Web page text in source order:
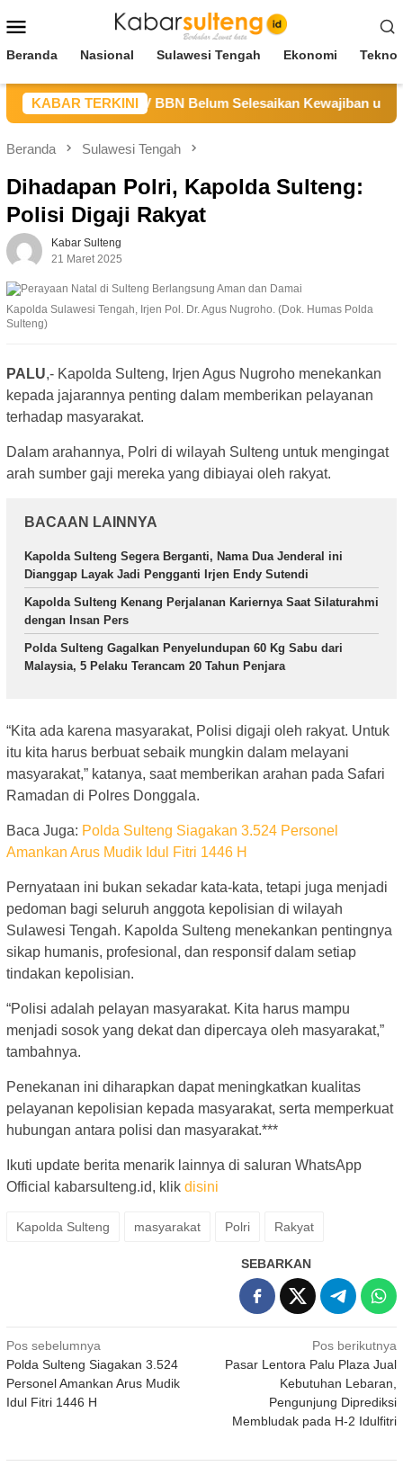
ke
Mobile
Beranda Nasional Sulawesi Tengah Ekonomi
KABAR TERKINI
Sebut CV BBN Belum Selesaikan Kewajiban untuk
Beranda Sulawesi Tengah
Dihadapan Polri, Kapolda Sulteng:
Polisi Digaji Rakyat
Kabar Sulteng
21 Maret 2025
Kapolda Sulawesi Tengah, Irjen Pol. Dr. Agus Nugroho. (Dok. Humas Polda
Sulteng)
PALU,- Kapolda Sulteng, Irjen Agus Nugroho menekankan
kepada jajarannya penting dalam memberikan pelayanan
terhadap masyarakat.
Dalam arahannya, Polri di wilayah Sulteng untuk mengingat
arah sumber gaji mereka yang dibiayai oleh rakyat.
BACAAN LAINNYA
Kapolda Sulteng Segera Berganti, Nama Dua Jenderal ini
Dianggap Layak Jadi Pengganti Irjen Endy Sutendi
Kapolda Sulteng Kenang Perjalanan Kariernya Saat Silaturahmi
dengan Insan Pers
Polda Sulteng Gagalkan Penyelundupan 60 Kg Sabu dari
Malaysia, 5 Pelaku Terancam 20 Tahun Penjara
“Kita ada karena masyarakat, Polisi digaji oleh rakyat. Untuk
itu kita harus berbuat sebaik mungkin dalam melayani
masyarakat,” katanya, saat memberikan arahan pada Safari
Ramadan di Polres Donggala.
Baca Juga: Polda Sulteng Siagakan 3.524 Personel
Amankan Arus Mudik Idul Fitri 1446 H
Pernyataan ini bukan sekadar kata-kata, tetapi juga menjadi
pedoman bagi seluruh anggota kepolisian di wilayah
Sulawesi Tengah. Kapolda Sulteng menekankan pentingnya
sikap humanis, profesional, dan responsif dalam setiap
tindakan kepolisian.
“Polisi adalah pelayan masyarakat. Kita harus mampu
menjadi sosok yang dekat dan dipercaya oleh masyarakat,”
tambahnya.
Penekanan ini diharapkan dapat meningkatkan kualitas
pelayanan kepolisian kepada masyarakat, serta memperkuat
hubungan antara polisi dan masyarakat.***
Ikuti update berita menarik lainnya di saluran WhatsApp
Official kabarsulteng.id, klik disini
Kapolda Sulteng masyarakat Polri Rakyat
SEBARKAN
Navigasi
pos
Pos sebelumnya
Polda Sulteng Siagakan 3.524
Personel Amankan Arus Mudik
Idul Fitri 1446 H
Pos berikutnya
Pasar Lentora Palu Plaza Jual
Kebutuhan Lebaran,
Pengunjung Diprediksi
Membludak pada H-2 Idulfitri